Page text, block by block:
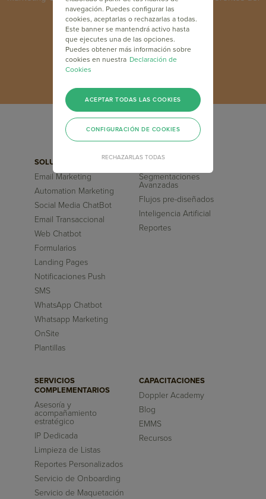
sector a nivel mundial.
INSCRÍBETE GRATIS
SOLUCIONES
Email Marketing
Automation Marketing
Social Media ChatBot
Email Transaccional
Web Chatbot
Formularios
Landing Pages
Notificaciones Push
SMS
WhatsApp Chatbot
Whatsapp Marketing
OnSite
Plantillas
FUNCIONALIDADES
Segmentaciones
Avanzadas
Flujos pre-diseñados
Inteligencia Artificial
Reportes
SERVICIOS
COMPLEMENTARIOS
Asesoría y
acompañamiento
estratégico
IP Dedicada
Limpieza de Listas
Reportes Personalizados
Servicio de Onboarding
Servicio de Maquetación
CAPACITACIONES
Doppler Academy
Blog
EMMS
Recursos
navegación. Puedes configurar las
cookies, aceptarlas o rechazarlas a todas.
Este banner se mantendrá activo hasta
que ejecutes una de las opciones.
Puedes obtener más información sobre
cookies en nuestra Declaración de
Cookies
RECHAZARLAS TODAS
ACEPTAR TODAS LAS COOKIES
CONFIGURACIÓN DE COOKIES